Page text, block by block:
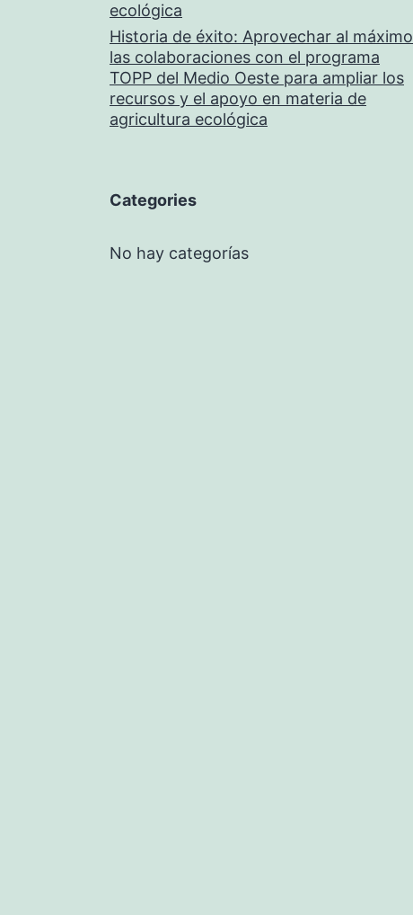
ecológica
Historia de éxito: Aprovechar al máximo
las colaboraciones con el programa
TOPP del Medio Oeste para ampliar los
recursos y el apoyo en materia de
agricultura ecológica
Categories
No hay categorías